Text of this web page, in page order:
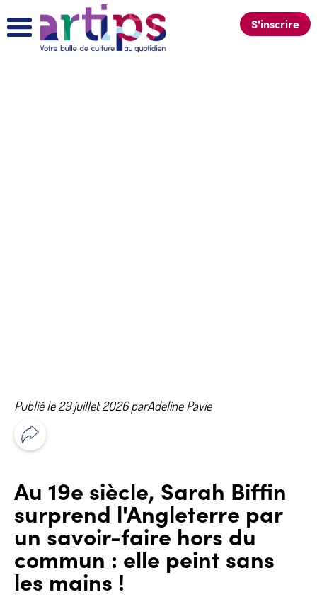
S'inscrire
Publié le 29 juillet 2026 parAdeline Pavie
Au 19e siècle, Sarah Biffin
surprend l'Angleterre par
un savoir-faire hors du
commun : elle peint sans
les mains !